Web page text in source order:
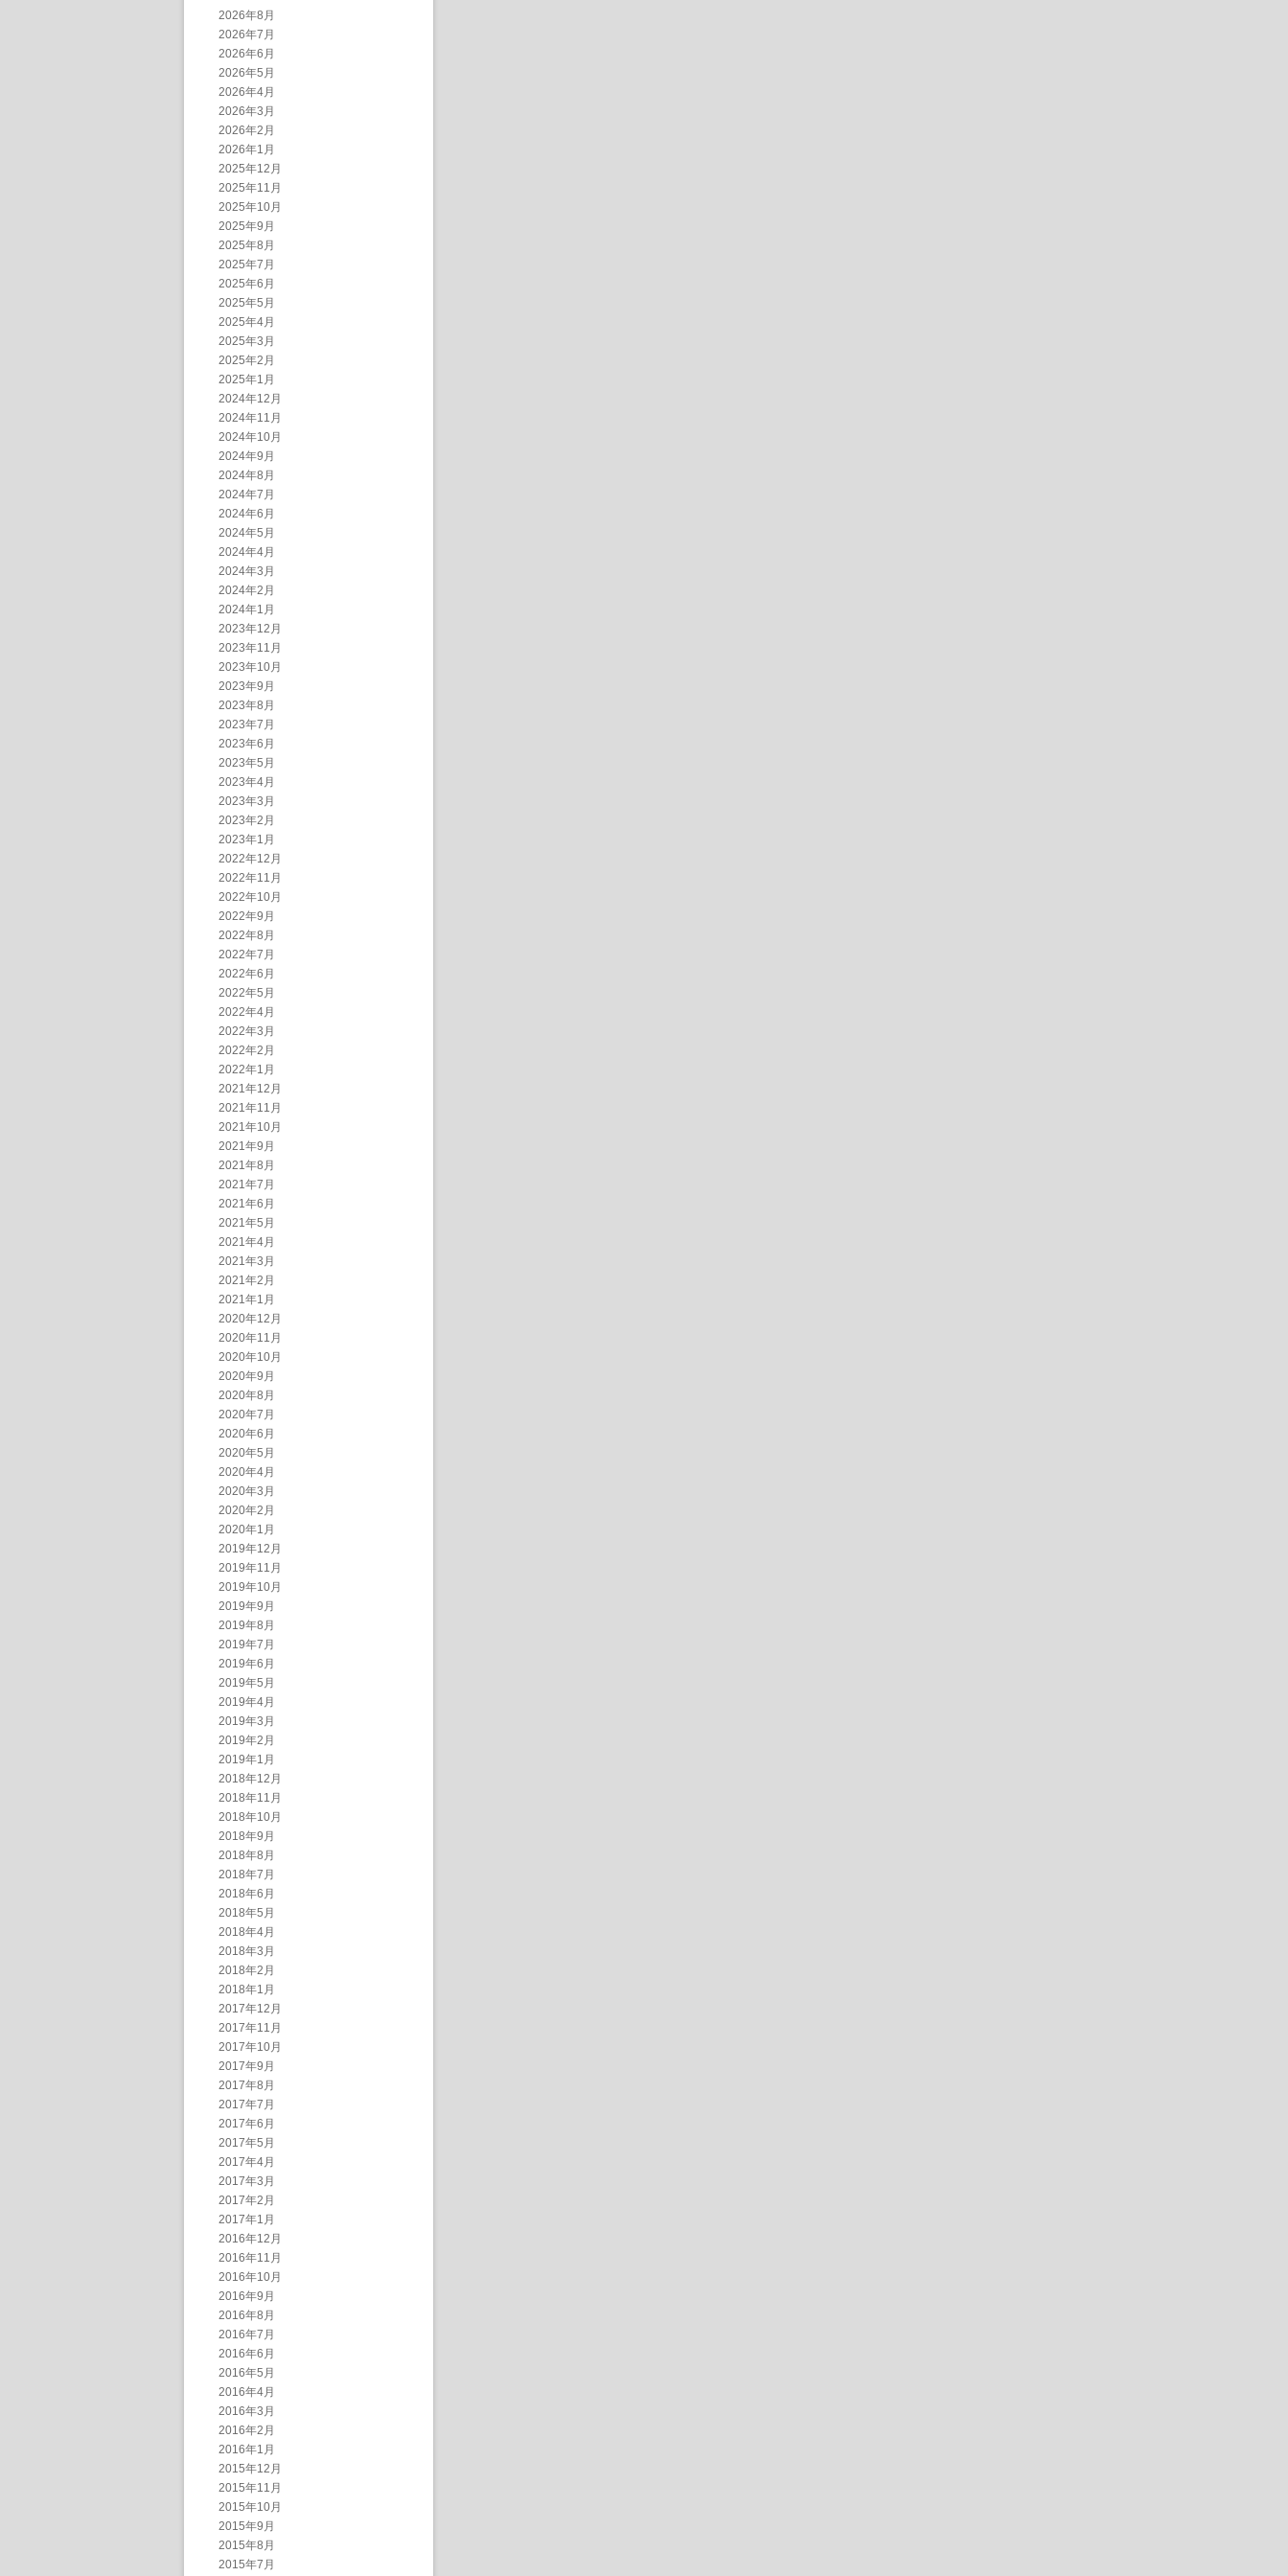
2026年8月
2026年7月
2026年6月
2026年5月
2026年4月
2026年3月
2026年2月
2026年1月
2025年12月
2025年11月
2025年10月
2025年9月
2025年8月
2025年7月
2025年6月
2025年5月
2025年4月
2025年3月
2025年2月
2025年1月
2024年12月
2024年11月
2024年10月
2024年9月
2024年8月
2024年7月
2024年6月
2024年5月
2024年4月
2024年3月
2024年2月
2024年1月
2023年12月
2023年11月
2023年10月
2023年9月
2023年8月
2023年7月
2023年6月
2023年5月
2023年4月
2023年3月
2023年2月
2023年1月
2022年12月
2022年11月
2022年10月
2022年9月
2022年8月
2022年7月
2022年6月
2022年5月
2022年4月
2022年3月
2022年2月
2022年1月
2021年12月
2021年11月
2021年10月
2021年9月
2021年8月
2021年7月
2021年6月
2021年5月
2021年4月
2021年3月
2021年2月
2021年1月
2020年12月
2020年11月
2020年10月
2020年9月
2020年8月
2020年7月
2020年6月
2020年5月
2020年4月
2020年3月
2020年2月
2020年1月
2019年12月
2019年11月
2019年10月
2019年9月
2019年8月
2019年7月
2019年6月
2019年5月
2019年4月
2019年3月
2019年2月
2019年1月
2018年12月
2018年11月
2018年10月
2018年9月
2018年8月
2018年7月
2018年6月
2018年5月
2018年4月
2018年3月
2018年2月
2018年1月
2017年12月
2017年11月
2017年10月
2017年9月
2017年8月
2017年7月
2017年6月
2017年5月
2017年4月
2017年3月
2017年2月
2017年1月
2016年12月
2016年11月
2016年10月
2016年9月
2016年8月
2016年7月
2016年6月
2016年5月
2016年4月
2016年3月
2016年2月
2016年1月
2015年12月
2015年11月
2015年10月
2015年9月
2015年8月
2015年7月